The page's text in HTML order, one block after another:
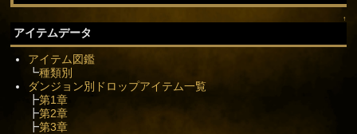
↑
アイテムデータ
アイテム図鑑
┗種類別
ダンジョン別ドロップアイテム一覧
┣第1章
┣第2章
┣第3章